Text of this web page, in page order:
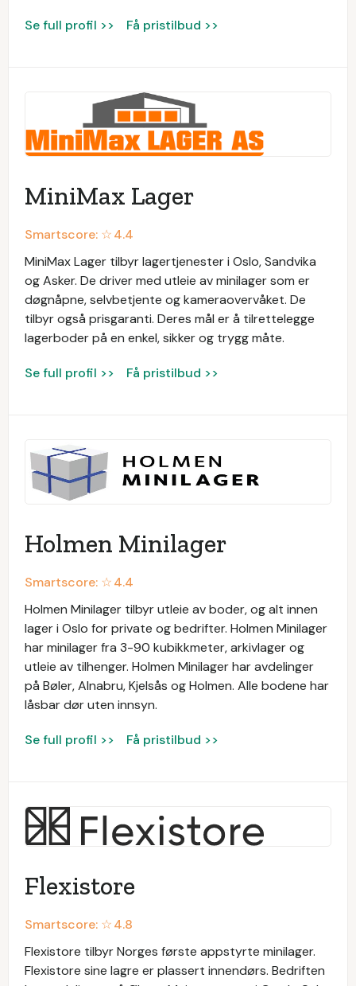
Se full profil >> Få pristilbud >>
MiniMax Lager
Smartscore: ☆4.4
MiniMax Lager tilbyr lagertjenester i Oslo, Sandvika
og Asker. De driver med utleie av minilager som er
døgnåpne, selvbetjente og kameraovervåket. De
tilbyr også prisgaranti. Deres mål er å tilrettelegge
lagerboder på en enkel, sikker og trygg måte.
Se full profil >> Få pristilbud >>
Holmen Minilager
Smartscore: ☆4.4
Holmen Minilager tilbyr utleie av boder, og alt innen
lager i Oslo for private og bedrifter. Holmen Minilager
har minilager fra 3-90 kubikkmeter, arkivlager og
utleie av tilhenger. Holmen Minilager har avdelinger
på Bøler, Alnabru, Kjelsås og Holmen. Alle bodene har
låsbar dør uten innsyn.
Se full profil >> Få pristilbud >>
Flexistore
Smartscore: ☆4.8
Flexistore tilbyr Norges første appstyrte minilager.
Flexistore sine lagre er plassert innendørs. Bedriften